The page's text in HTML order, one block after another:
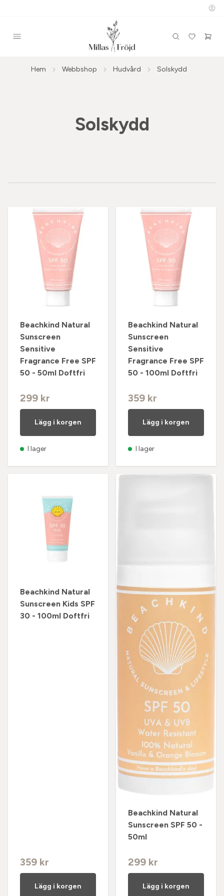
Hem Webbshop Hudvård Solskydd
Solskydd
Beachkind Natural
Sunscreen
Sensitive
Fragrance Free SPF
50 - 50ml Doftfri
299 kr
Lägg i korgen
I lager
Beachkind Natural
Sunscreen
Sensitive
Fragrance Free SPF
50 - 100ml Doftfri
359 kr
Lägg i korgen
I lager
Beachkind Natural
Sunscreen Kids SPF
30 - 100ml Doftfri
359 kr
Lägg i korgen
Beachkind Natural
Sunscreen SPF 50 -
50ml
299 kr
Lägg i korgen